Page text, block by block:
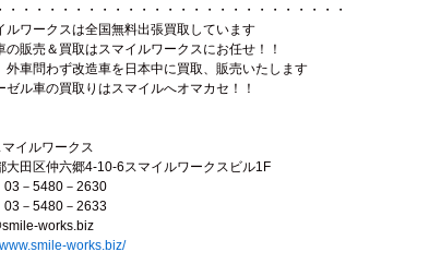
・・・・・・・・・・・・・・・・・・・・・・・・・・
ルワークスは全国無料出張買取しています
の販売＆買取はスマイルワークスにお任せ！！
外車問わず改造車を日本中に買取、販売いたします
ゼル車の買取りはスマイルへオマカセ！！
イルワークス
大田区仲六郷4-10-6スマイルワークスビル1F
－5480－2630
－5480－2633
works.biz
works.biz/